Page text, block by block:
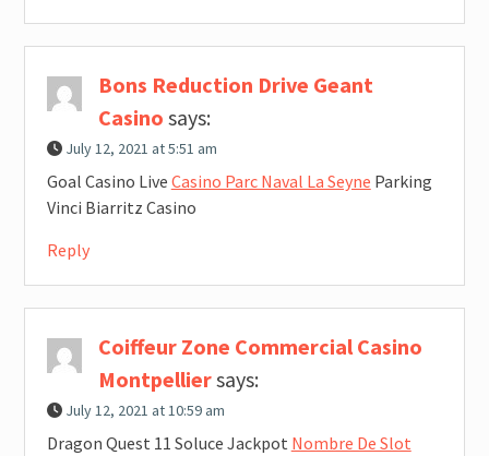
Bons Reduction Drive Geant
Casino says:
July 12, 2021 at 5:51 am
Goal Casino Live Casino Parc Naval La Seyne Parking
Vinci Biarritz Casino
Reply
Coiffeur Zone Commercial Casino
Montpelliersays:
July 12, 2021 at 10:59 am
Dragon Quest 11 Soluce Jackpot Nombre De Slot